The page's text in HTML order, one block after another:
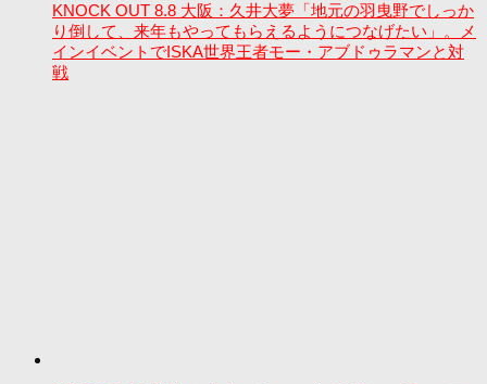
KNOCK OUT 8.8 大阪：久井大夢「地元の羽曳野でしっか
り倒して、来年もやってもらえるようにつなげたい」。メ
インイベントでISKA世界王者モー・アブドゥラマンと対
戦